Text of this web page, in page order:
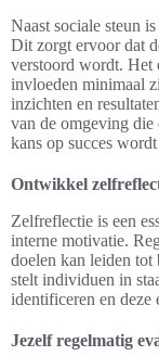
Naast sociale steun
Dit zorgt ervoor dat
verstoord wordt. Het
invloeden minimaal
inzichten en
van de omgeving die
kans op succes
Ontwikkel
Zelfreflectie is een
interne motivatie.
doelen kan leiden
stelt individuen in
identificeren en deze
Jezelf regelmatig